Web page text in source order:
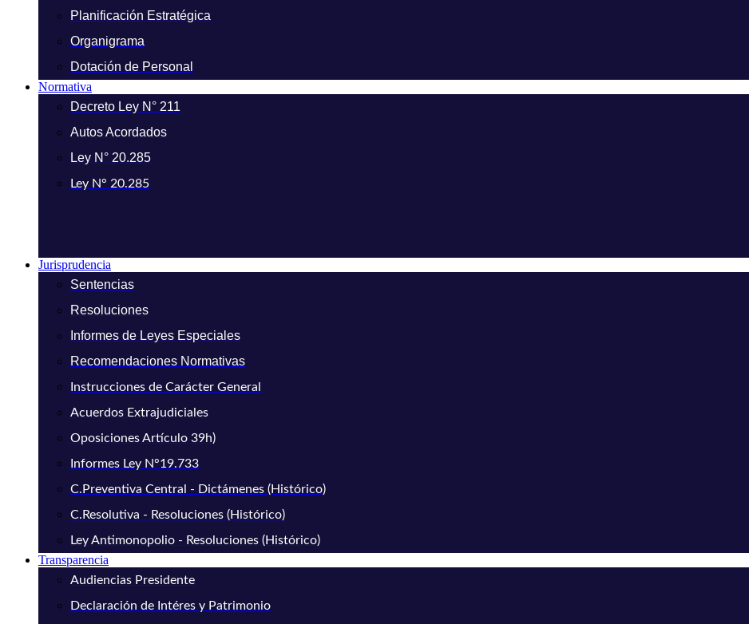
Planificación Estratégica
Organigrama
Dotación de Personal
Normativa
Decreto Ley N° 211
Autos Acordados
Ley N° 20.285
Ley N° 20.285
Jurisprudencia
Sentencias
Resoluciones
Informes de Leyes Especiales
Recomendaciones Normativas
Instrucciones de Carácter General
Acuerdos Extrajudiciales
Oposiciones Artículo 39h)
Informes Ley N°19.733
C.Preventiva Central - Dictámenes (Histórico)
C.Resolutiva - Resoluciones (Histórico)
Ley Antimonopolio - Resoluciones (Histórico)
Transparencia
Audiencias Presidente
Declaración de Intéres y Patrimonio